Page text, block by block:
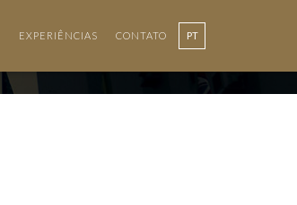
EXPERIÊNCIAS CONTATO PT